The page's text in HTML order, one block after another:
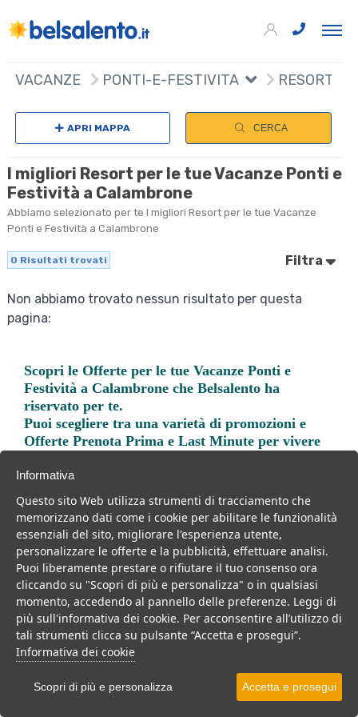
VACANZE PONTI-E-FESTIVITA RESORT
APRI MAPPA CERCA
I migliori Resort per le tue Vacanze Ponti e
Festività a Calambrone
Abbiamo selezionato per te I migliori Resort per le tue Vacanze
Ponti e Festività a Calambrone
0 Risultati trovati Filtra
Non abbiamo trovato nessun risultato per questa
pagina:
Scopri leOfferte per le tue Vacanze Ponti e
Festività a Calambrone che Belsalento ha
riservato per te.
Puoi scegliere tra una varietà di promozioni e
Offerte Prenota Prima e Last Minute per vivere
Trova la soluzione migliore per la tua prossima
vacanza.
Noi di belsalento.it abbiamo selezionato per te le migliori mete, i
migliori servizi, le migliori offerte per il tuo prossimo viaggio.
Informativa
Questo sito Web utilizza strumenti di tracciamento che
memorizzano dati come i cookie per abilitare le funzionalità
essenziali del sito, migliorare l'esperienza utente,
personalizzare le offerte e la pubblicità, effettuare analisi.
Puoi liberamente prestare o rifiutare il tuo consenso ora
cliccando su "Scopri di più e personalizza" o in qualsiasi
momento, accedendo al pannello delle preferenze. Leggi di
più sull'informativa dei cookie. Per acconsentire all’utilizzo di
tali strumenti clicca su pulsante “Accetta e prosegui”.
Informativa dei cookie
Scopri di più e personalizza Accetta e prosegui